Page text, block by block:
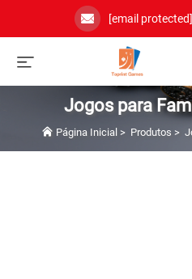
[email protected]
Jogos para
Página Inicial > Produtos >